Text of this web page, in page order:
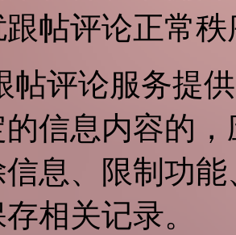
帖评论正常
帖评论服务提
信息内容的
息、限制功
相关记录。